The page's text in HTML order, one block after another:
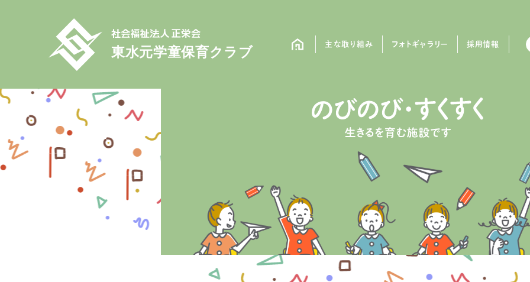
東水元学童保育クラブ 主な取り組み フォトギャラリー 採用情報